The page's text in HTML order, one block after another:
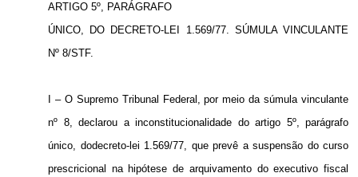
ARTIGO 5º, PARÁGRAFO
ÚNICO, DO DECRETO-LEI 1.569/77. SÚMULA VINCULANTE
Nº 8/STF.
I – O Supremo Tribunal Federal, por meio da súmula vinculante
nº 8, declarou a inconstitucionalidade do artigo 5º, parágrafo
único, dodecreto-lei 1.569/77, que prevê a suspensão do curso
prescricional na hipótese de arquivamento do executivo fiscal